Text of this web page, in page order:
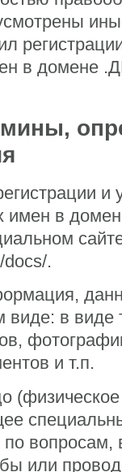
в домене
и
имен в
.
в виде
и т.п.
или